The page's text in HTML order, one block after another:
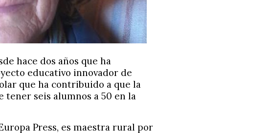
hace dos años que ha
educativo innovador de
que ha contribuido a que la
tener seis alumnos a 50 en la
Press, es maestra rural por